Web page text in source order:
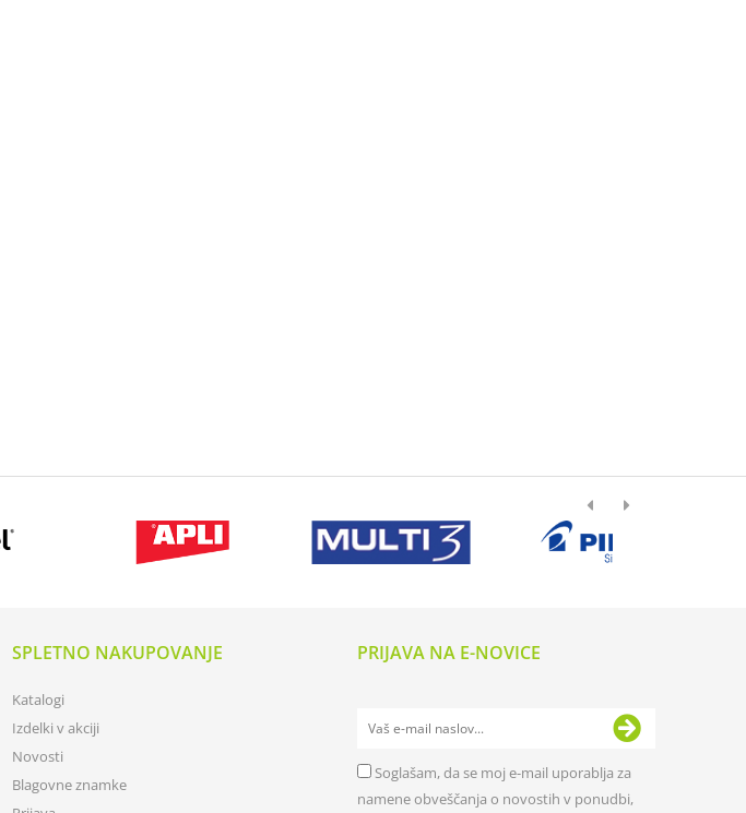
SPLETNO NAKUPOVANJE
Katalogi
Izdelki v akciji
Novosti
Blagovne znamke
PRIJAVA NA E-NOVICE
Soglašam, da se moj e-mail uporablja za
namene obveščanja o novostih v ponudbi,